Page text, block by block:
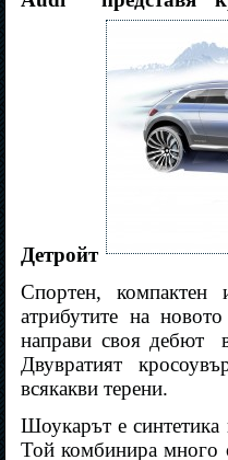
Детройт
Спортен, компактен
атрибутите на
направи своя дебют
Двувратият
всякакви терени.
Шоукарът е синтетика
Той комбинира много